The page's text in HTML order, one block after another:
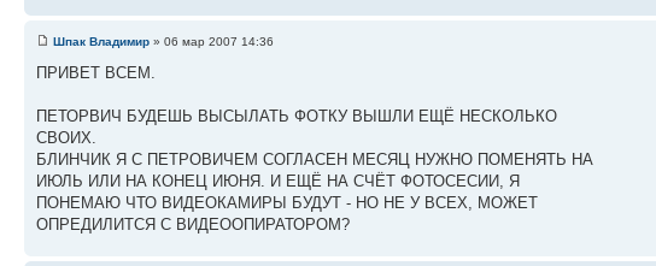
Шпак Владимир » 06 мар 2007 14:36
ПРИВЕТ ВСЕМ.
ПЕТОРВИЧ БУДЕШЬ ВЫСЫЛАТЬ ФОТКУ ВЫШЛИ ЕЩЁ НЕСКОЛЬКО
СВОИХ.
БЛИНЧИК Я С ПЕТРОВИЧЕМ СОГЛАСЕН МЕСЯЦ НУЖНО ПОМЕНЯТЬ НА
ИЮЛЬ ИЛИ НА КОНЕЦ ИЮНЯ. И ЕЩЁ НА СЧЁТ ФОТОСЕСИИ, Я
ПОНЕМАЮ ЧТО ВИДЕОКАМИРЫ БУДУТ - НО НЕ У ВСЕХ, МОЖЕТ
ОПРЕДИЛИТСЯ С ВИДЕООПИРАТОРОМ?